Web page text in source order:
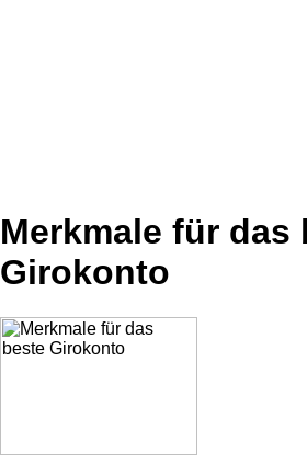
Merkmale für das
Girokonto